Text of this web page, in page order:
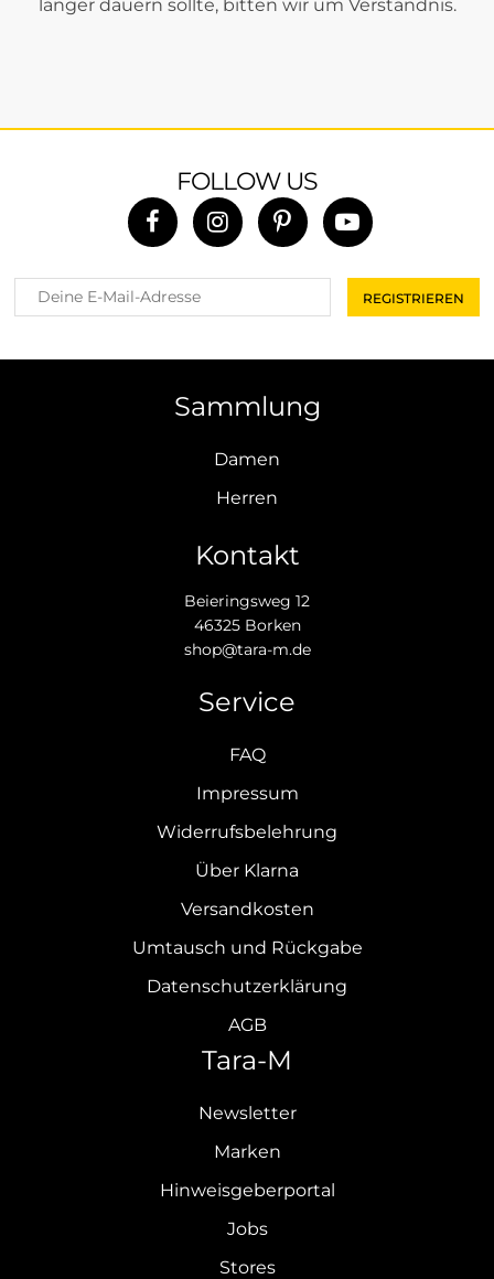
länger dauern sollte, bitten wir um Verständnis.
FOLLOW US
Sammlung
Damen
Herren
Kontakt
Beieringsweg 12
46325 Borken
shop@tara-m.de
Service
FAQ
Impressum
Widerrufsbelehrung
Über Klarna
Versandkosten
Umtausch und Rückgabe
Datenschutzerklärung
AGB
Tara-M
Newsletter
Marken
Hinweisgeberportal
Jobs
Stores